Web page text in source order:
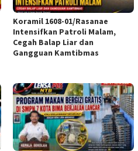
Koramil 1608-01/Rasanae
Intensifkan Patroli Malam,
Cegah Balap Liar dan
Gangguan Kamtibmas